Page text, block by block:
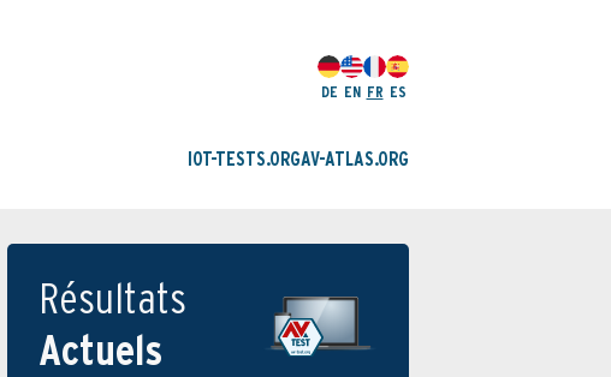
DE EN FR ES
IOT-TESTS.ORGAV-ATLAS.ORG
Résultats
Actuels